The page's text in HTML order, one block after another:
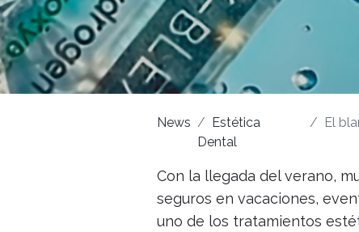
News
Estética
Dental
El
Con la llegada del verano,
seguros en vacaciones,
uno de los tratamientos